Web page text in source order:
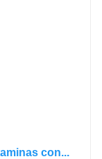
con...